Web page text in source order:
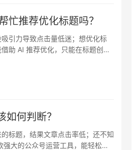
忙推荐优化标题吗？
引力导致点击量低迷；想优化标
助 AI 推荐优化，只能在标题创作
何判断？
标题，结果文章点击率低；还不知
大的公众号运营工具，能轻松化